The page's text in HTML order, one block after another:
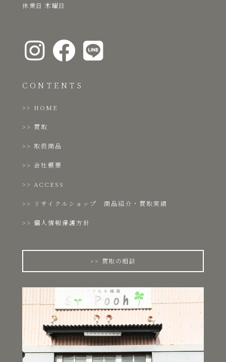
​休業日 木曜日
CONTENTS
HOME
買取
取扱商品
会社概要
ACCESS
リサイクルショップ 商品紹介・買取実績
個人情報保護方針
買取の相談